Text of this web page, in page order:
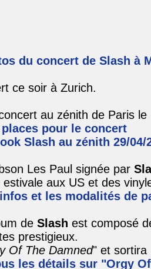
du concert de Slash à
ce soir à Zurich.
au zénith de Paris le
pour le concert
Slash au zénith 29/04/
Les Paul signée par
aux US et des
et les modalités de
de Slash est composé
prestigieux.
Of The Damned" et sortira
les détails sur "Orgy